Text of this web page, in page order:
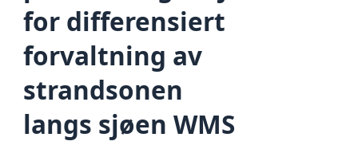
for differensiert
forvaltning av
strandsonen
langs sjøen WMS